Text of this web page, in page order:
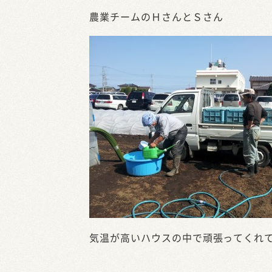
農業チームのＨさんとＳさん
気温が高いハウスの中で頑張ってくれ